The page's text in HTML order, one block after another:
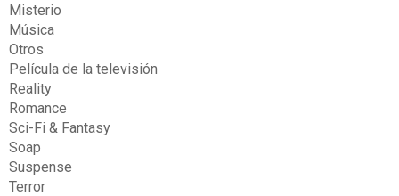
Misterio
Música
Otros
Película de la televisión
Reality
Romance
Sci-Fi & Fantasy
Soap
Suspense
Terror